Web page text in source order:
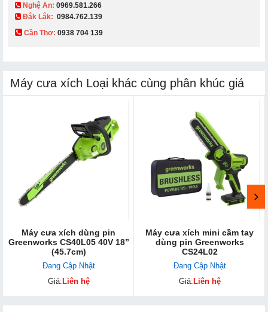
Nghệ An: 0969.581.266
Đắk Lắk: 0984.762.139
Cần Thơ: 0938 704 139​
Máy cưa xích Loại khác cùng phân khúc giá
Máy cưa xích dùng pin
Greenworks CS40L05 40V 18’’
(45.7cm)
Đang Cập Nhật
Giá: Liên hệ
Máy cưa xích mini cầm tay
dùng pin Greenworks
CS24L02
Đang Cập Nhật
Giá: Liên hệ